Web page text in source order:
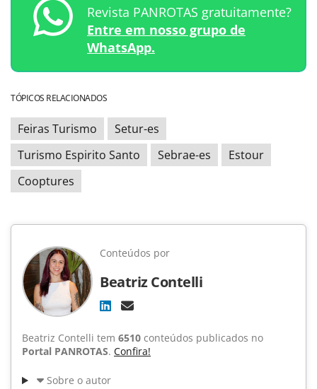
Revista PANROTAS gratuitamente?
Entre em nosso grupo de
WhatsApp.
TÓPICOS RELACIONADOS
Feiras Turismo
Setur-es
Turismo Espirito Santo
Sebrae-es
Estour
Cooptures
Conteúdos por
Beatriz Contelli
Beatriz Contelli tem 6510 conteúdos publicados no
Portal PANROTAS. Confira!
Sobre o autor